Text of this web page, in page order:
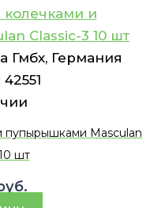
колечками и
Classic-3 10 шт
Гмбх, Германия
42551
пупырышками Masculan
шт